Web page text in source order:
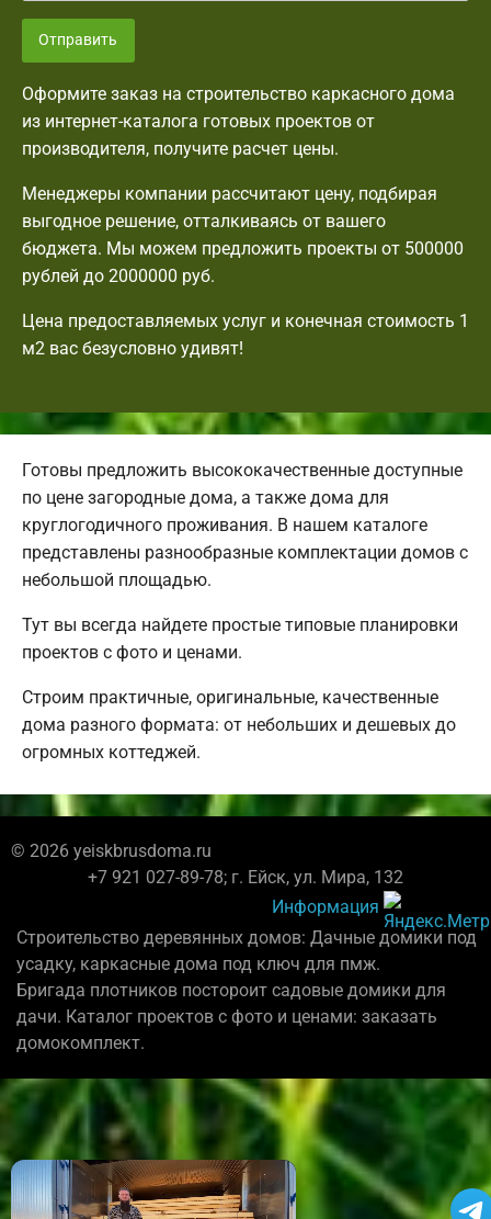
Отправить
Оформите заказ на строительство каркасного дома
из интернет-каталога готовых проектов от
производителя, получите расчет цены.
Менеджеры компании рассчитают цену, подбирая
выгодное решение, отталкиваясь от вашего
бюджета. Мы можем предложить проекты от 500000
рублей до 2000000 руб.
Цена предоставляемых услуг и конечная стоимость 1
м2 вас безусловно удивят!
Готовы предложить высококачественные доступные
по цене загородные дома, а также дома для
круглогодичного проживания. В нашем каталоге
представлены разнообразные комплектации домов с
небольшой площадью.
Тут вы всегда найдете простые типовые планировки
проектов с фото и ценами.
Строим практичные, оригинальные, качественные
дома разного формата: от небольших и дешевых до
огромных коттеджей.
© 2026 yeiskbrusdoma.ru
+7 921 027-89-78; г. Ейск, ул. Мира, 132
Информация
Строительство деревянных домов: Дачные домики под
усадку, каркасные дома под ключ для пмж.
Бригада плотников постороит садовые домики для
дачи. Каталог проектов с фото и ценами: заказать
домокомплект.